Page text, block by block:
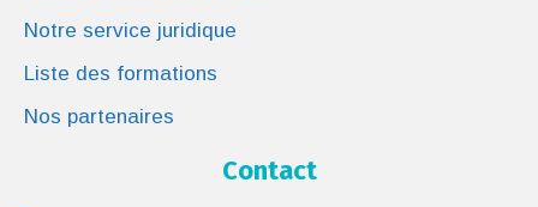
Notre service juridique
Liste des formations
Nos partenaires
Contact